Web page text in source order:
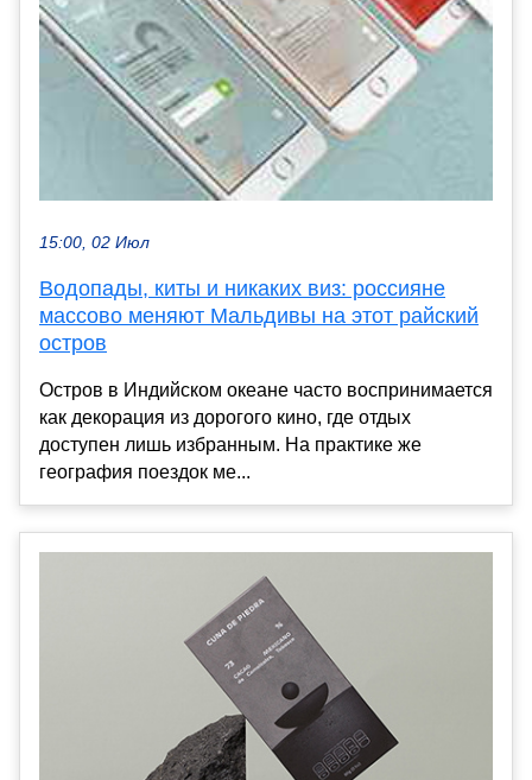
15:00, 02 Июл
Водопады, киты и никаких виз: россияне
массово меняют Мальдивы на этот райский
остров
Остров в Индийском океане часто воспринимается
как декорация из дорогого кино, где отдых
доступен лишь избранным. На практике же
география поездок ме...